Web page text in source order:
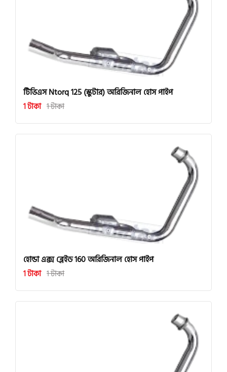
টিভিএস Ntorq 125 (স্কুটার) অরিজিনাল হোস পাইপ
1 টাকা 1 টাকা
হোন্ডা এক্স ব্লেইড 160 অরিজিনাল হোস পাইপ
1 টাকা 1 টাকা